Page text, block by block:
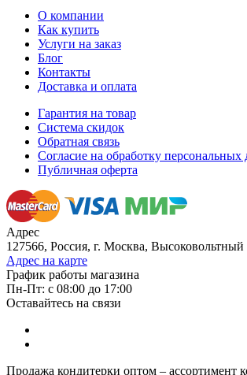
О компании
Как купить
Услуги на заказ
Блог
Контакты
Доставка и оплата
Гарантия на товар
Система скидок
Обратная связь
Согласие на обработку
Публичная оферта
Адрес
127566, Россия, г. Москва,
Адрес на карте
График работы магазина
Пн-Пт: с 08:00 до 17:00
Оставайтесь на связи
Продажа кондитерки оптом – ассортимент